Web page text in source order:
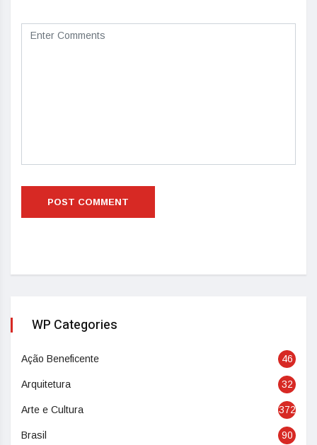
WP Categories
Ação Beneficente 46
Arquitetura 32
Arte e Cultura 372
Brasil 90